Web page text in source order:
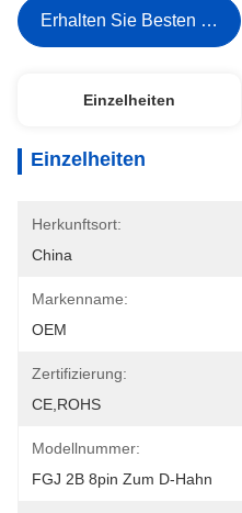
Erhalten Sie Besten Preis
Einzelheiten
Einzelheiten
Herkunftsort:
China
Markenname:
OEM
Zertifizierung:
CE,ROHS
Modellnummer:
FGJ 2B 8pin Zum D-Hahn